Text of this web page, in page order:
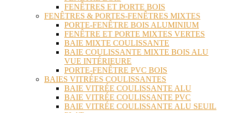
FENÊTRES ET PORTE BOIS
FENÊTRES & PORTES-FENÊTRES MIXTES
PORTE-FENÊTRE BOIS ALUMINIUM
FENÊTRE ET PORTE MIXTES VERTES
BAIE MIXTE COULISSANTE
BAIE COULISSANTE MIXTE BOIS ALU
VUE INTÉRIEURE
PORTE-FENÊTRE PVC BOIS
BAIES VITRÉES COULISSANTES
BAIE VITRÉE COULISSANTE ALU
BAIE VITRÉE COULISSANTE PVC
BAIE VITRÉE COULISSANTE ALU SEUIL